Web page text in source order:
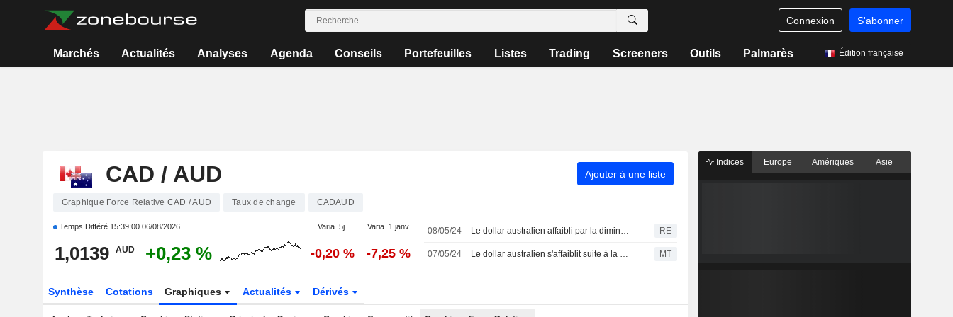
Connexion S'abonner
Marchés Actualités Analyses Agenda Conseils Portefeuilles Listes Trading Screeners Outils Palmarès Édition française
CAD / AUD Ajouter à une liste
Graphique Force Relative CAD / AUD Taux de change CADAUD
Temps Différé 15:39:00 06/08/2026 Varia. 5j. Varia. 1 janv.
1,0139 AUD +0,23 % -0,20 % -7,25 %
08/05/24 Le dollar australien affaibli par la diminution des chances de hausse des taux d'intérêt RE
07/05/24 Le dollar australien s'affaiblit suite à la décision de la banque centrale de maintenir son taux d'intérêt inchangé MT
Synthèse Cotations Graphiques Actualités Dérivés
Indices Europe Amériques Asie